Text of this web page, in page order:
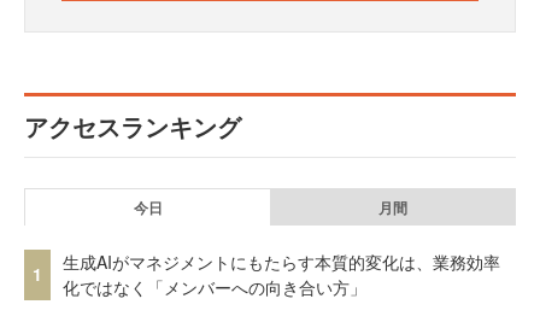
アクセスランキング
今日 月間
1
生成AIがマネジメントにもたらす本質的変化は、業務効率
化ではなく「メンバーへの向き合い方」